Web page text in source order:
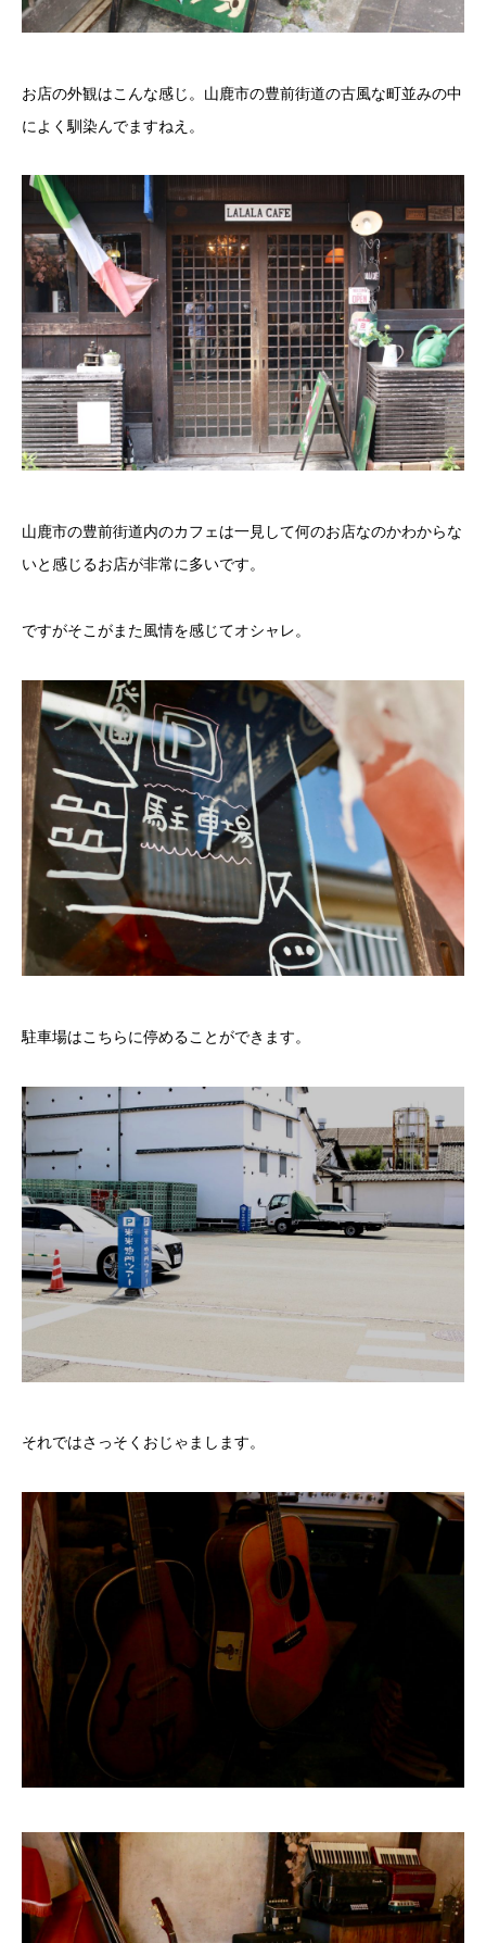
お店の外観はこんな感じ。山鹿市の豊前街道の古風な町並みの中
によく馴染んでますねえ。
山鹿市の豊前街道内のカフェは一見して何のお店なのかわからな
いと感じるお店が非常に多いです。
ですがそこがまた風情を感じてオシャレ。
駐車場はこちらに停めることができます。
それではさっそくおじゃまします。